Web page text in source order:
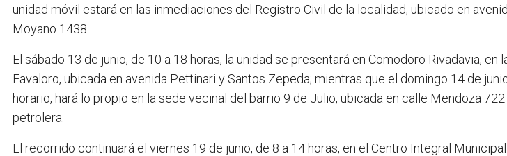
unidad móvil estará en las inmediaciones del Registro Civil de la localidad, ubicado en
Moyano 1438.
El sábado 13 de junio, de 10 a 18 horas, la unidad se presentará en Comodoro Rivadavia, en
Favaloro, ubicada en avenida Pettinari y Santos Zepeda; mientras que el domingo 14 de
horario, hará lo propio en la sede vecinal del barrio 9 de Julio, ubicada en calle Mendoza
petrolera.
El recorrido continuará el viernes 19 de junio, de 8 a 14 horas, en el Centro Integral